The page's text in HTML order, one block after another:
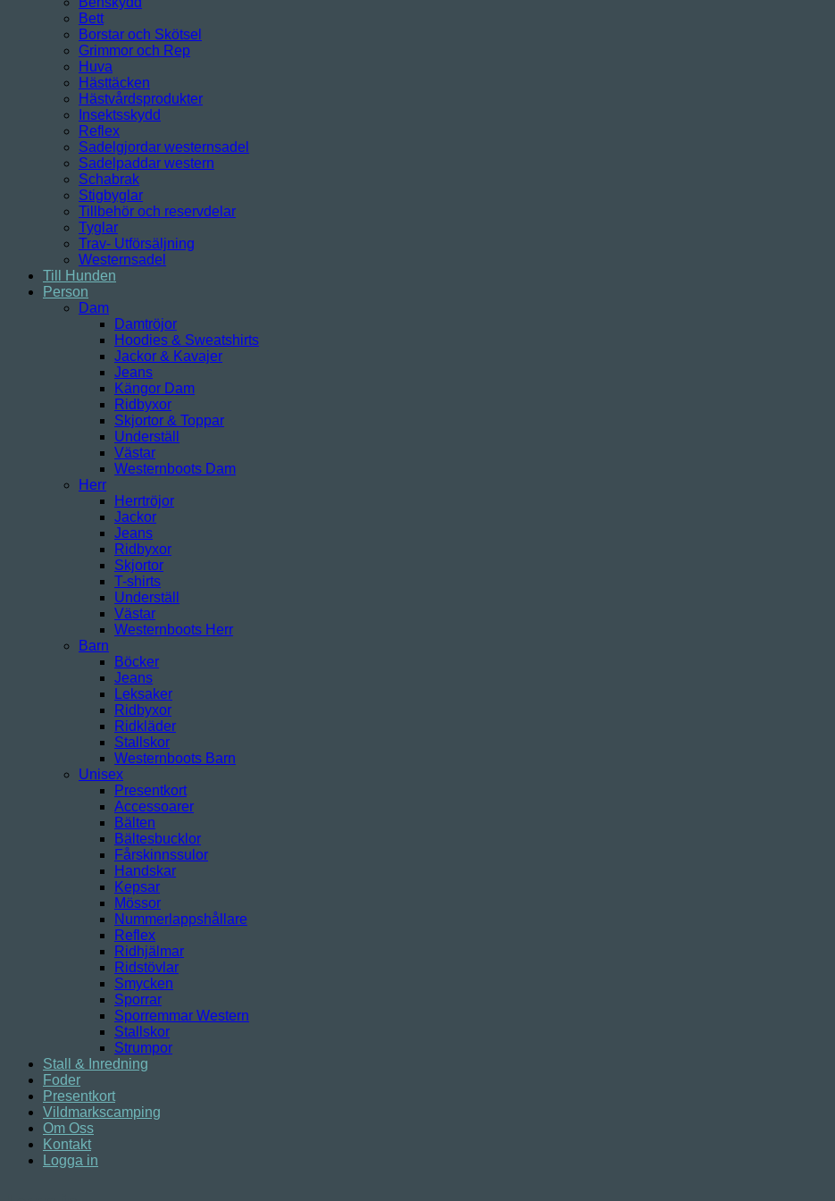
Bett
Borstar och Skötsel
Grimmor och Rep
Huva
Hästtäcken
Hästvårdsprodukter
Insektsskydd
Reflex
Sadelgjordar westernsadel
Sadelpaddar western
Schabrak
Stigbyglar
Tillbehör och reservdelar
Tyglar
Trav- Utförsäljning
Westernsadel
Till Hunden
Person
Dam
Damtröjor
Hoodies & Sweatshirts
Jackor & Kavajer
Jeans
Kängor Dam
Ridbyxor
Skjortor & Toppar
Underställ
Västar
Westernboots Dam
Herr
Herrtröjor
Jackor
Jeans
Ridbyxor
Skjortor
T-shirts
Underställ
Västar
Westernboots Herr
Barn
Böcker
Jeans
Leksaker
Ridbyxor
Ridkläder
Stallskor
Westernboots Barn
Unisex
Presentkort
Accessoarer
Bälten
Bältesbucklor
Fårskinnssulor
Handskar
Kepsar
Mössor
Nummerlappshållare
Reflex
Ridhjälmar
Ridstövlar
Smycken
Sporrar
Sporremmar Western
Stallskor
Strumpor
Stall & Inredning
Foder
Presentkort
Vildmarkscamping
Om Oss
Kontakt
Logga in